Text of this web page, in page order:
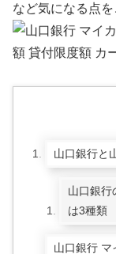
など気になる点を
山口銀行と
山口銀行
は3種類
山口銀行 マ